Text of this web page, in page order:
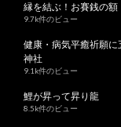
縁を結ぶ！お賽銭の額
9.7k件のビュー
健康・病気平癒祈願に
神社
9.1k件のビュー
鯉が昇って昇り龍
8.5k件のビュー